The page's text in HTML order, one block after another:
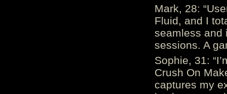
Mark, 28:
Fluid, and I
seamless and
sessions. A
Sophie, 31:
Crush On
captures my